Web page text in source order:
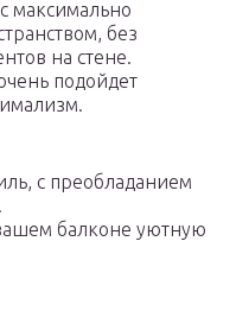
максимально
без
на стене.
подойдет
с преобладанием
балконе уютную